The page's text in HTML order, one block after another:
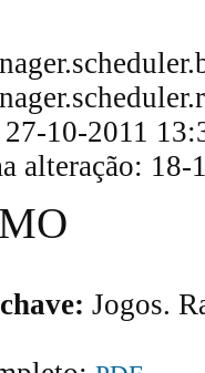
10-2011
alteração: 18-
Jogos.